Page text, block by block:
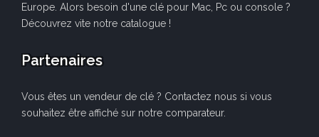
Europe. Alors besoin d'une clé pour Mac, Pc ou console ?
Découvrez vite notre catalogue !
Partenaires
Vous êtes un vendeur de clé ? Contactez nous si vous
souhaitez être affiché sur notre comparateur.